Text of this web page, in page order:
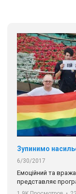
ГАУ є в 16
Разом наш голос
6/30/2017
Емоційний та
представляє
насильству проти